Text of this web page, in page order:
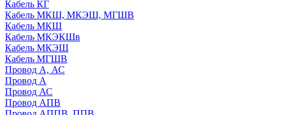
Кабель КГ
Кабель МКШ, МКЭШ, МГШВ
Кабель МКШ
Кабель МКЭКШв
Кабель МКЭШ
Кабель МГШВ
Провод А, АС
Провод А
Провод АС
Провод АПВ